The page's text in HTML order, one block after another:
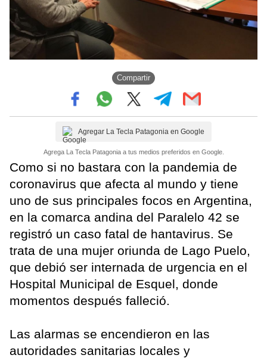
Compartir
Agregar La Tecla Patagonia en Google
Agrega La Tecla Patagonia a tus medios preferidos en Google.
Como si no bastara con la pandemia de
coronavirus que afecta al mundo y tiene
uno de sus principales focos en Argentina,
en la comarca andina del Paralelo 42 se
registró un caso fatal de hantavirus. Se
trata de una mujer oriunda de Lago Puelo,
que debió ser internada de urgencia en el
Hospital Municipal de Esquel, donde
momentos después falleció.
Las alarmas se encendieron en las
autoridades sanitarias locales y